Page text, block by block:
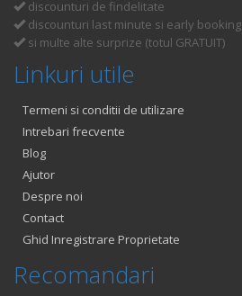
discounturi de findelitate
discounturi last minute si early booking
si multe alte surprize (totul GRATUIT)
Linkuri utile
Termeni si conditii de utilizare
Intrebari frecvente
Blog
Ajutor
Despre noi
Contact
Ghid Inregistrare Proprietate
Recomandari